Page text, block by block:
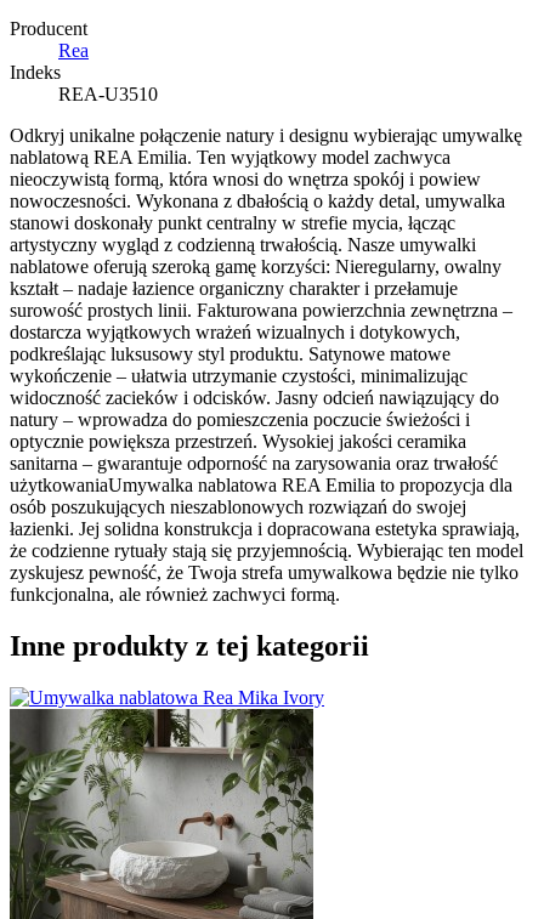
Producent
Rea
Indeks
REA-U3510
Odkryj unikalne połączenie natury i designu wybierając umywalkę
nablatową REA Emilia. Ten wyjątkowy model zachwyca
nieoczywistą formą, która wnosi do wnętrza spokój i powiew
nowoczesności. Wykonana z dbałością o każdy detal, umywalka
stanowi doskonały punkt centralny w strefie mycia, łącząc
artystyczny wygląd z codzienną trwałością. Nasze umywalki
nablatowe oferują szeroką gamę korzyści: Nieregularny, owalny
kształt – nadaje łazience organiczny charakter i przełamuje
surowość prostych linii. Fakturowana powierzchnia zewnętrzna –
dostarcza wyjątkowych wrażeń wizualnych i dotykowych,
podkreślając luksusowy styl produktu. Satynowe matowe
wykończenie – ułatwia utrzymanie czystości, minimalizując
widoczność zacieków i odcisków. Jasny odcień nawiązujący do
natury – wprowadza do pomieszczenia poczucie świeżości i
optycznie powiększa przestrzeń. Wysokiej jakości ceramika
sanitarna – gwarantuje odporność na zarysowania oraz trwałość
użytkowaniaUmywalka nablatowa REA Emilia to propozycja dla
osób poszukujących nieszablonowych rozwiązań do swojej
łazienki. Jej solidna konstrukcja i dopracowana estetyka sprawiają,
że codzienne rytuały stają się przyjemnością. Wybierając ten model
zyskujesz pewność, że Twoja strefa umywalkowa będzie nie tylko
funkcjonalna, ale również zachwyci formą.
Inne produkty z tej kategorii